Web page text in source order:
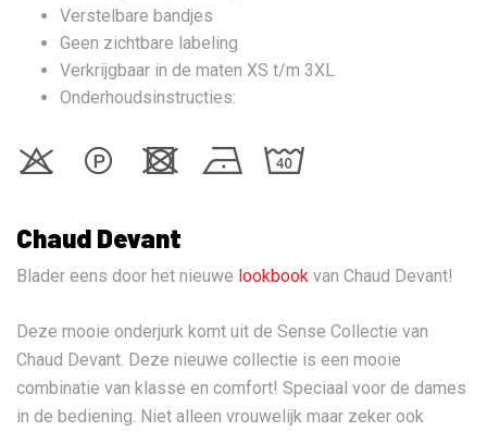
Verstelbare bandjes
Geen zichtbare labeling
Verkrijgbaar in de maten XS t/m 3XL
Onderhoudsinstructies:
Chaud Devant
Blader eens door het nieuwe lookbook van Chaud Devant!
Deze mooie onderjurk komt uit de Sense Collectie van
Chaud Devant. Deze nieuwe collectie is een mooie
combinatie van klasse en comfort! Speciaal voor de dames
in de bediening. Niet alleen vrouwelijk maar zeker ook